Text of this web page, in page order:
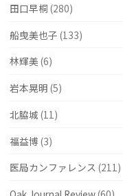
田口早桐 (280)
船曳美也子 (133)
林輝美 (6)
岩本晃明 (5)
北脇城 (11)
福益博 (3)
医局カンファレンス (211)